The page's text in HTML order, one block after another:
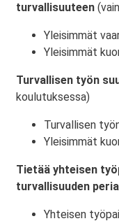
turvallisuuteen
Yleisimmät
Yleisimmät
Turvallisen työn
koulutuksessa)
Turvallisen
Yleisimmät
Tietää yhteisen
turvallisuuden
Yhteisen